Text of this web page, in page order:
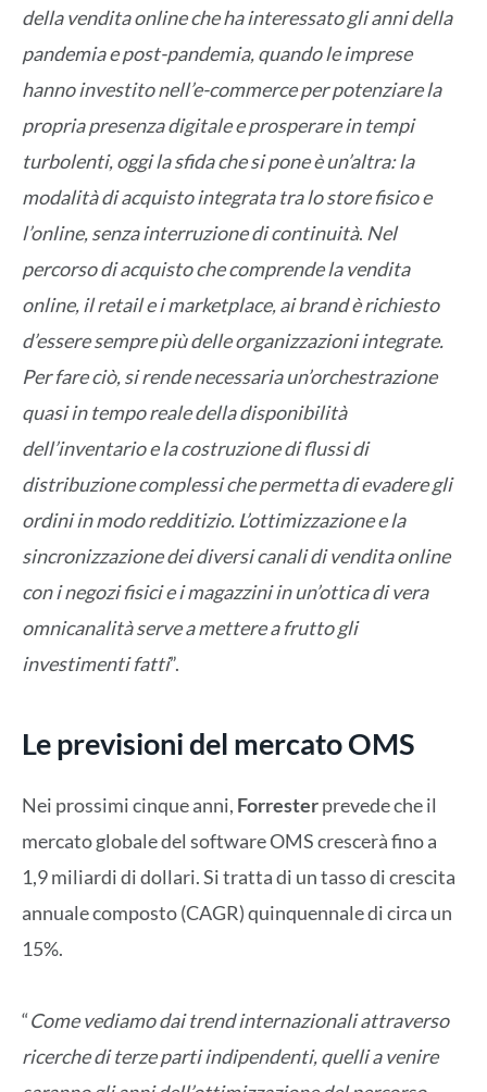
della vendita online che ha interessato gli anni della
pandemia e post-pandemia, quando le imprese
hanno investito nell’e-commerce per potenziare la
propria presenza digitale e prosperare in tempi
turbolenti, oggi la sfida che si pone è un’altra: la
modalità di acquisto integrata tra lo store fisico e
l’online, senza interruzione di continuità. Nel
percorso di acquisto che comprende la vendita
online, il retail e i marketplace, ai brand è richiesto
d’essere sempre più delle organizzazioni integrate.
Per fare ciò, si rende necessaria un’orchestrazione
quasi in tempo reale della disponibilità
dell’inventario e la costruzione di flussi di
distribuzione complessi che permetta di evadere gli
ordini in modo redditizio. L’ottimizzazione e la
sincronizzazione dei diversi canali di vendita online
con i negozi fisici e i magazzini in un’ottica di vera
omnicanalità serve a mettere a frutto gli
investimenti fatti”.
Le previsioni del mercato OMS
Nei prossimi cinque anni, Forresterprevede che il
mercato globale del software OMS crescerà fino a
1,9 miliardi di dollari. Si tratta di un tasso di crescita
annuale composto (CAGR) quinquennale di circa un
15%.
“Come vediamo dai trend internazionali attraverso
ricerche di terze parti indipendenti, quelli a venire